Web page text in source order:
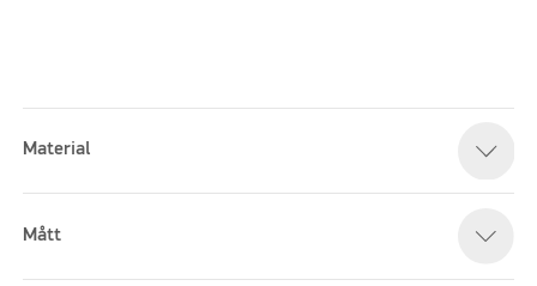
Please accept marketing cookies to watch this video
Material
Mått